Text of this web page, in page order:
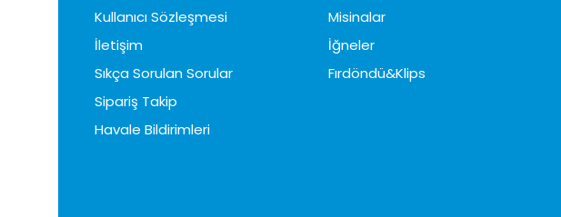
Kullanıcı Sözleşmesi
İletişim
Sıkça Sorulan Sorular
Sipariş Takip
Havale Bildirimleri
Misinalar
İğneler
Fırdöndü&Klips